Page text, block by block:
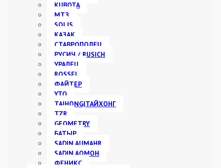
KUBOTA
МТЗ
SOLIS
КАЗАК
СТАВРОПОЛЕЦ
РУСИЧ / RUSICH
УРАЛЕЦ
ROSSEL
ФАЙТЕР
YTO
TAIHONG|ТАЙХОНГ
TZR
GEOMETRY
БАТЫР
SADIN AUMAHR
SADIN AOMOH
ФЕНИКС